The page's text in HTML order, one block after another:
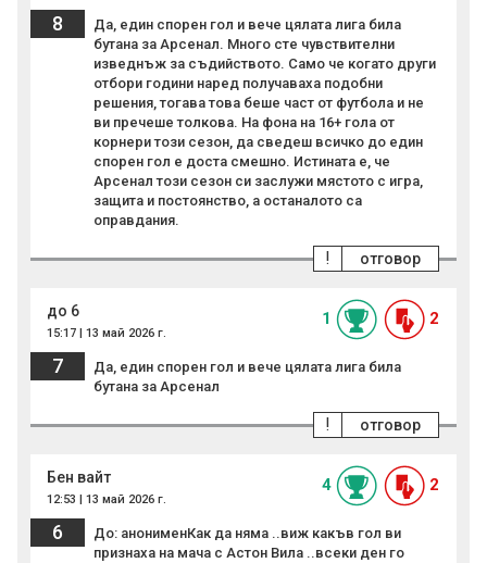
8
Да, един спорен гол и вече цялата лига била
бутана за Арсенал. Много сте чувствителни
изведнъж за съдийството. Само че когато други
отбори години наред получаваха подобни
решения, тогава това беше част от футбола и не
ви пречеше толкова. На фона на 16+ гола от
корнери този сезон, да сведеш всичко до един
спорен гол е доста смешно. Истината е, че
Арсенал този сезон си заслужи мястото с игра,
защита и постоянство, а останалото са
оправдания.
отговор
!
до 6
15:17 | 13 май 2026 г.
1 2
7
Да, един спорен гол и вече цялата лига била
бутана за Арсенал
отговор
!
Бен вайт
12:53 | 13 май 2026 г.
4 2
6
До: анонименКак да няма ..виж какъв гол ви
признаха на мача с Астон Вила ..всеки ден го